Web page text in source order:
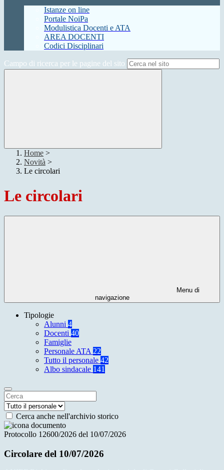
Istanze on line
Portale NoiPa
Modulistica Docenti e ATA
AREA DOCENTI
Codici Disciplinari
Campo di ricerca per le pagine del sito
Home >
Novità >
Le circolari
Le circolari
Menu di
navigazione
Tipologie
Alunni 4
Docenti 40
Famiglie
Personale ATA 22
Tutto il personale 42
Albo sindacale 141
Cerca anche nell'archivio storico
Protocollo 12600/2026 del 10/07/2026
Circolare del 10/07/2026